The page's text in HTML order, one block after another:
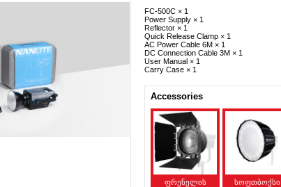
FC-500C × 1
Power Supply × 1
Reflector × 1
Quick Release Clamp × 1
AC Power Cable 6M × 1
DC Connection Cable 3M × 1
User Manual × 1
Carry Case × 1
Accessories
ფრენელის
სოფთბოქსი